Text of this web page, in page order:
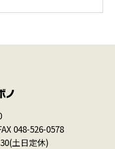
048-526-0578
土日定休)